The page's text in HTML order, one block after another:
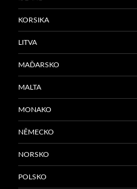
KORSIKA
LITVA
MAĎARSKO
MALTA
MONAKO
NĚMECKO
NORSKO
POLSKO